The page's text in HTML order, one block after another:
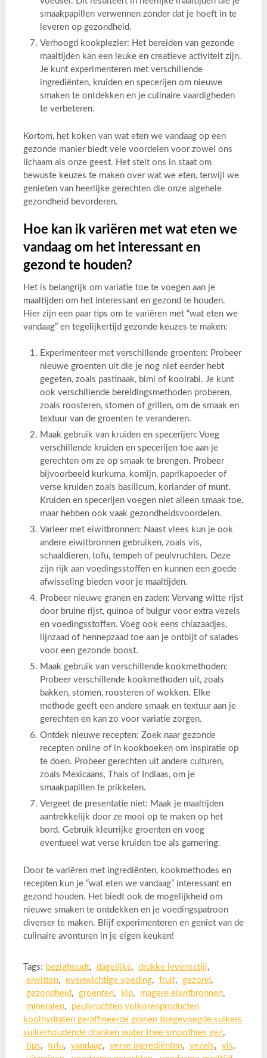
smaakpapillen verwennen zonder dat je hoeft in te
leveren op gezondheid.
Verhoogd kookplezier: Het bereiden van gezonde
maaltijden kan een leuke en creatieve activiteit zijn.
Je kunt experimenteren met verschillende
ingrediënten, kruiden en specerijen om nieuwe
smaken te ontdekken en je culinaire vaardigheden
te verbeteren.
Kortom, het koken van wat eten we vandaag op een
gezonde manier biedt vele voordelen voor zowel ons
lichaam als onze geest. Het stelt ons in staat om
bewuste keuzes te maken over wat we eten, terwijl we
genieten van heerlijke gerechten die onze algehele
gezondheid bevorderen.
Hoe kan ik variëren met wat eten we
vandaag om het interessant en
gezond te houden?
Het is belangrijk om variatie toe te voegen aan je
maaltijden om het interessant en gezond te houden.
Hier zijn een paar tips om te variëren met “wat eten we
vandaag” en tegelijkertijd gezonde keuzes te maken:
Experimenteer met verschillende groenten: Probeer
nieuwe groenten uit die je nog niet eerder hebt
gegeten, zoals pastinaak, bimi of koolrabi. Je kunt
ook verschillende bereidingsmethoden proberen,
zoals roosteren, stomen of grillen, om de smaak en
textuur van de groenten te veranderen.
Maak gebruik van kruiden en specerijen: Voeg
verschillende kruiden en specerijen toe aan je
gerechten om ze op smaak te brengen. Probeer
bijvoorbeeld kurkuma, komijn, paprikapoeder of
verse kruiden zoals basilicum, koriander of munt.
Kruiden en specerijen voegen niet alleen smaak toe,
maar hebben ook vaak gezondheidsvoordelen.
Varieer met eiwitbronnen: Naast vlees kun je ook
andere eiwitbronnen gebruiken, zoals vis,
schaaldieren, tofu, tempeh of peulvruchten. Deze
zijn rijk aan voedingsstoffen en kunnen een goede
afwisseling bieden voor je maaltijden.
Probeer nieuwe granen en zaden: Vervang witte rijst
door bruine rijst, quinoa of bulgur voor extra vezels
en voedingsstoffen. Voeg ook eens chiazaadjes,
lijnzaad of hennepzaad toe aan je ontbijt of salades
voor een gezonde boost.
Maak gebruik van verschillende kookmethoden:
Probeer verschillende kookmethoden uit, zoals
bakken, stomen, roosteren of wokken. Elke
methode geeft een andere smaak en textuur aan je
gerechten en kan zo voor variatie zorgen.
Ontdek nieuwe recepten: Zoek naar gezonde
recepten online of in kookboeken om inspiratie op
te doen. Probeer gerechten uit andere culturen,
zoals Mexicaans, Thais of Indiaas, om je
smaakpapillen te prikkelen.
Vergeet de presentatie niet: Maak je maaltijden
aantrekkelijk door ze mooi op te maken op het
bord. Gebruik kleurrijke groenten en voeg
eventueel wat verse kruiden toe als garnering.
Door te variëren met ingrediënten, kookmethodes en
recepten kun je “wat eten we vandaag” interessant en
gezond houden. Het biedt ook de mogelijkheid om
nieuwe smaken te ontdekken en je voedingspatroon
diverser te maken. Blijf experimenteren en geniet van de
culinaire avonturen in je eigen keuken!
Tags: bezighoudt, dagelijks, drukke levensstijl ,
eiwitten, evenwichtige voeding, fruit, gezond ,
gezondheid , groenten, kip, magere eiwitbronnen,
mineralen,
peulvruchten volkorenproducten
koolhydraten geraffineerde granen toegevoegde suikers
suikerhoudende dranken water thee smoothies gez,
tips, tofu, vandaag, verse ingrediënten, vezels, vis,